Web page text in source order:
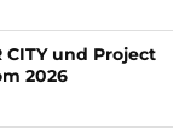
CITY und Project
2026